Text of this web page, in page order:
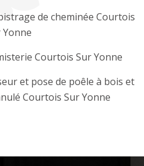
de cheminée Courtois
Yonne
Courtois Sur Yonne
et pose de poêle à bois et
Courtois Sur Yonne